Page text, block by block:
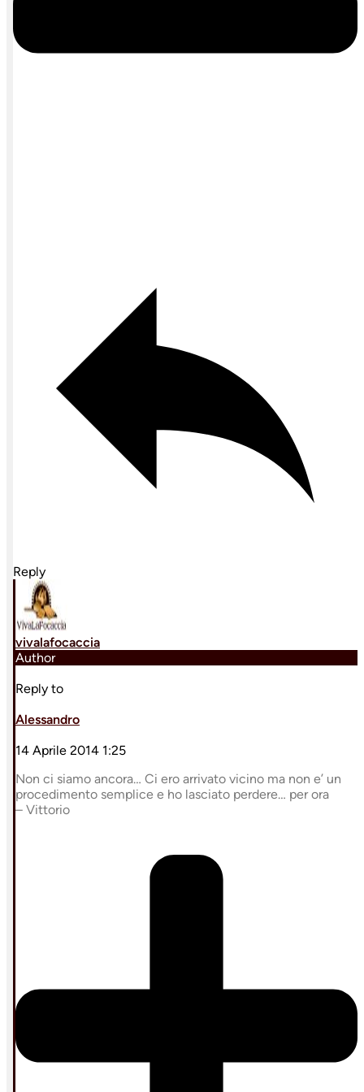
Reply
vivalafocaccia
Author
Reply to
Alessandro
14 Aprile 2014 1:25
Non ci siamo ancora… Ci ero arrivato vicino ma non e’ un
procedimento semplice e ho lasciato perdere… per ora
– Vittorio